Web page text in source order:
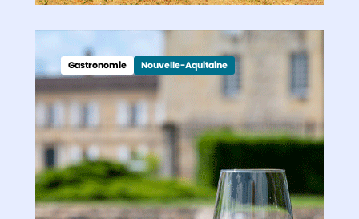
Gastronomie Nouvelle-Aquitaine